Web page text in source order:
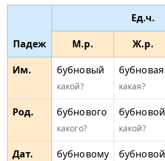
Падеж
Ед.ч.
М.р. Ж.р.
Им.
бубновый
какой?
бубновая
какая?
Род. бубнового
какого?
бубновой
какой?
Дат. бубновому бубновой